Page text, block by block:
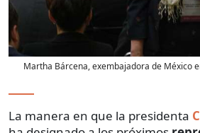
Martha Bárcena, exembajadora de México
La manera en que la presidenta